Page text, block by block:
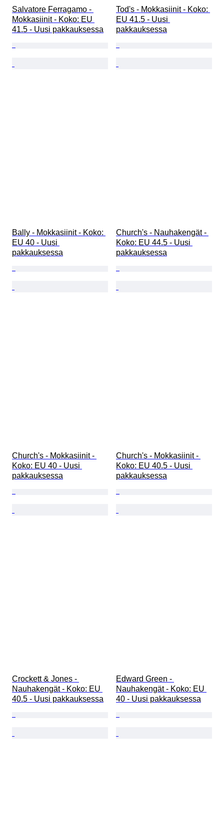
Salvatore Ferragamo -
Mokkasiinit - Koko: EU
41.5 - Uusi pakkauksessa
Tod's - Mokkasiinit - Koko:
EU 41.5 - Uusi
pakkauksessa
Bally - Mokkasiinit - Koko:
EU 40 - Uusi
pakkauksessa
Church's - Nauhakengät -
Koko: EU 44.5 - Uusi
pakkauksessa
Church's - Mokkasiinit -
Koko: EU 40 - Uusi
pakkauksessa
Church's - Mokkasiinit -
Koko: EU 40.5 - Uusi
pakkauksessa
Crockett & Jones -
Nauhakengät - Koko: EU
40.5 - Uusi pakkauksessa
Edward Green -
Nauhakengät - Koko: EU
40 - Uusi pakkauksessa